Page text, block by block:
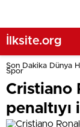
İlksite.org
Son Dakika Dünya
Spor
Cristiano